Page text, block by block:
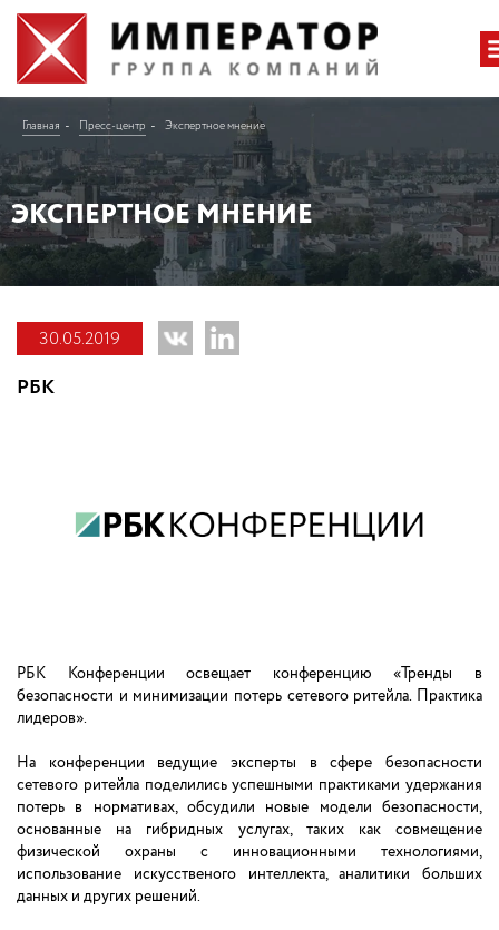
Главная Пресс-центр Экспертное мнение
ЭКСПЕРТНОЕ МНЕНИЕ
30.05.2019
РБК
РБК Конференции освещает конференцию «Тренды в
безопасности и минимизации потерь сетевого ритейла. Практика
лидеров».
На конференции ведущие эксперты в сфере безопасности
сетевого ритейла поделились успешными практиками удержания
потерь в нормативах, обсудили новые модели безопасности,
основанные на гибридных услугах, таких как совмещение
физической охраны с инновационными технологиями,
использование искусственого интеллекта, аналитики больших
данных и других решений.